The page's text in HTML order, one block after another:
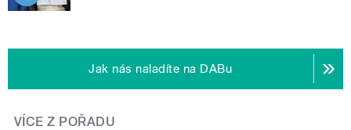
Jak nás naladíte na DABu
VÍCE Z POŘADU